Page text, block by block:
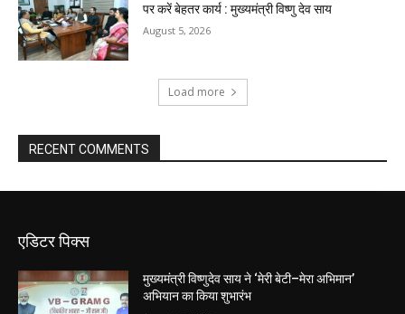
पर करें बेहतर कार्य : मुख्यमंत्री विष्णु देव साय
August 5, 2026
Load more
RECENT COMMENTS
एडिटर पिक्स
मुख्यमंत्री विष्णुदेव साय ने ‘मेरी बेटी–मेरा अभिमान’
अभियान का किया शुभारंभ